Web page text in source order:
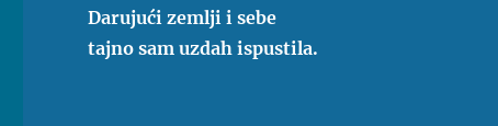
Darujući zemlji i sebe
tajno sam uzdah ispustila.